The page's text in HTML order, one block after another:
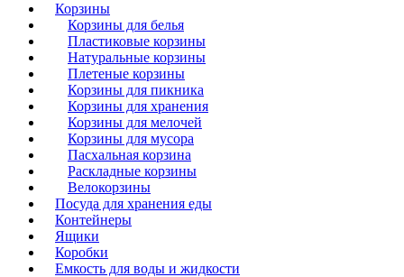
Корзины
Корзины для белья
Пластиковые корзины
Натуральные корзины
Плетеные корзины
Корзины для пикника
Корзины для хранения
Корзины для мелочей
Корзины для мусора
Пасхальная корзина
Раскладные корзины
Велокорзины
Посуда для хранения еды
Контейнеры
Ящики
Коробки
Емкость для воды и жидкости